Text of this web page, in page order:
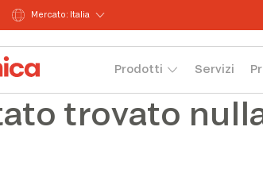
Mercato: Italia
Prodotti Servizi
trovato